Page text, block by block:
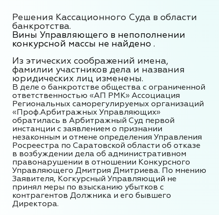
Решения Кассационного Суда в области
банкротства.
Вины Управляющего в непополнении
конкурсной массы не найдено .
Из этических соображений имена,
фамилии участников дела и названия
юридических лиц изменены.
В деле о банкротстве общества с ограниченной
ответственностью «АП РМК» Ассоциация
Региональных саморегулируемых организаций
«Проф.Арбитражных Управляющих»
обратилась в Арбитражный Суд первой
инстанции с заявлением о признании
незаконным и отмене определения Управления
Росреестра по Саратовской области об отказе
в возбуждении дела об административном
правонарушении в отношении Конкурсного
Управляющего Дмитрия Дмитриева. По мнению
Заявителя, Когкурсный Управляющий не
принял меры по взысканию убытков с
контрагентов Должника и его бывшего
Директора.